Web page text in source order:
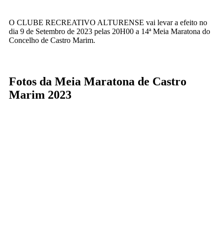
O CLUBE RECREATIVO ALTURENSE vai levar a efeito no
dia 9 de Setembro de 2023 pelas 20H00 a 14ª Meia Maratona do
Concelho de Castro Marim.
Fotos da Meia Maratona de Castro
Marim 2023